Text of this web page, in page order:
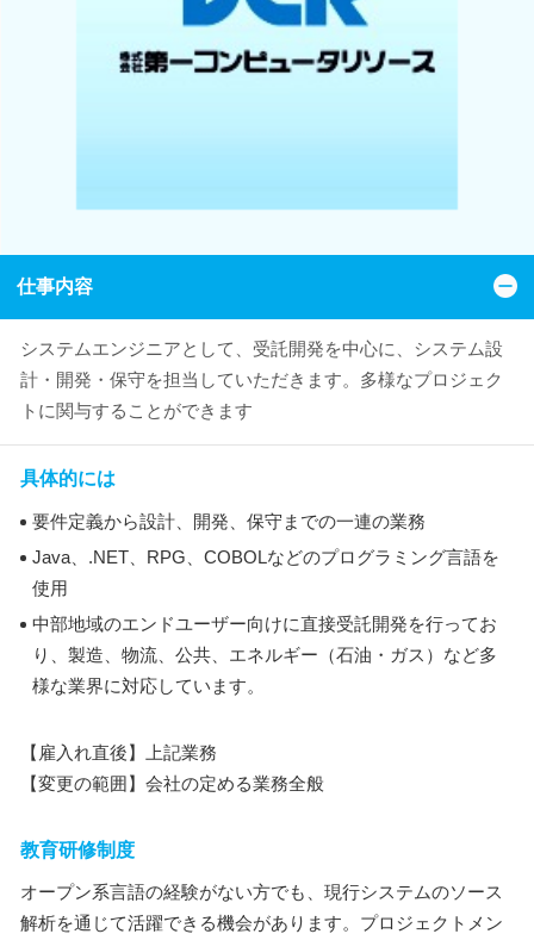
仕事内容
システムエンジニアとして、受託開発を中心に、システム設
計・開発・保守を担当していただきます。多様なプロジェク
トに関与することができます
具体的には
要件定義から設計、開発、保守までの一連の業務
Java、.NET、RPG、COBOLなどのプログラミング言語を
使用
中部地域のエンドユーザー向けに直接受託開発を行ってお
り、製造、物流、公共、エネルギー（石油・ガス）など多
様な業界に対応しています。
【雇入れ直後】上記業務
【変更の範囲】会社の定める業務全般
教育研修制度
オープン系言語の経験がない方でも、現行システムのソース
解析を通じて活躍できる機会があります。プロジェクトメン